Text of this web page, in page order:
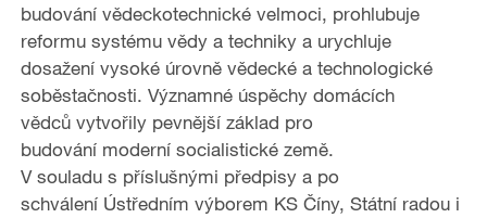
budování vědeckotechnické velmoci, prohlubuje
reformu systému vědy a techniky a urychluje
dosažení vysoké úrovně vědecké a technologické
soběstačnosti. Významné úspěchy domácích
vědců vytvořily pevnější základ pro
budování moderní socialistické země.
V souladu s příslušnými předpisy a po
schválení Ústředním výborem KS Číny, Státní radou i